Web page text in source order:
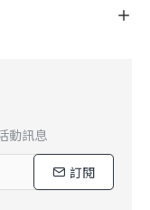
動訊息
訂閱